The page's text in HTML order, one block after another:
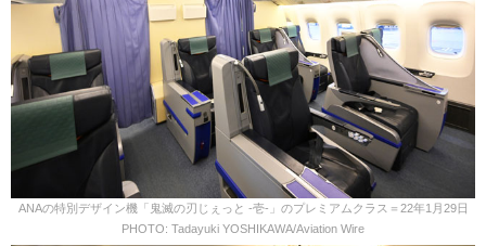
ANAの特別デザイン機「鬼滅の刃じぇっと -壱-」のプレミアムクラス＝22年1月29日
PHOTO: Tadayuki YOSHIKAWA/Aviation Wire